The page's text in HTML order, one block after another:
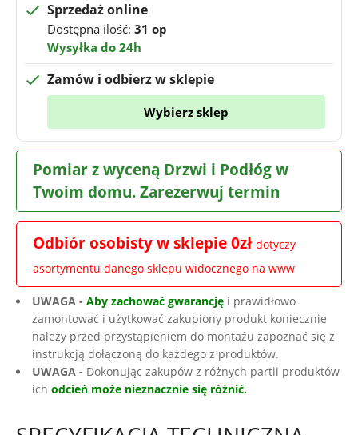
Sprzedaż online
Dostępna ilość: 31 op
Wysyłka do 24h
Zamów i odbierz w sklepie
Wybierz sklep
Pomiar z wyceną Drzwi i Podłóg w
Twoim domu. Zarezerwuj termin
Odbiór osobisty w sklepie 0zł dotyczy
asortymentu danego sklepu widocznego na www
UWAGA - Aby zachować gwarancję i prawidłowo
zamontować i użytkować zakupiony produkt koniecznie
należy przed przystąpieniem do montażu zapoznać się z
instrukcją dołączoną do każdego z produktów.
UWAGA - Dokonując zakupów z różnych partii produktów
ich odcień może nieznacznie się różnić.